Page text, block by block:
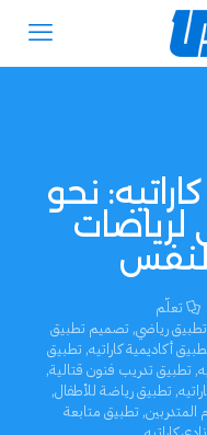
نحو
تعلّم
رياضي, تصميم تطبيق
أكاديمية كاراتيه, تطبيق
, تطبيق تدريب فنون قتالية,
, تطبيق رياضة للأطفال,
المتدربين, تطبيق متابعة